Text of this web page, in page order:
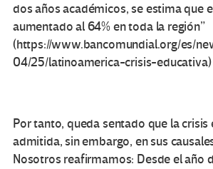
dos años académicos, se estima que
aumentado al 64% en toda la región”
(https://www.bancomundial.org/es/
04/25/latinoamerica-crisis-educativa)
Por tanto, queda sentado que la crisis
admitida, sin embargo, en sus
Nosotros reafirmamos: Desde el año